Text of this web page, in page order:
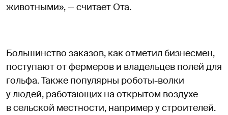
животными», — считает Ота.
Большинство заказов, как отметил бизнесмен,
поступают от фермеров и владельцев полей для
гольфа. Также популярны роботы-волки
у людей, работающих на открытом воздухе
в сельской местности, например у строителей.